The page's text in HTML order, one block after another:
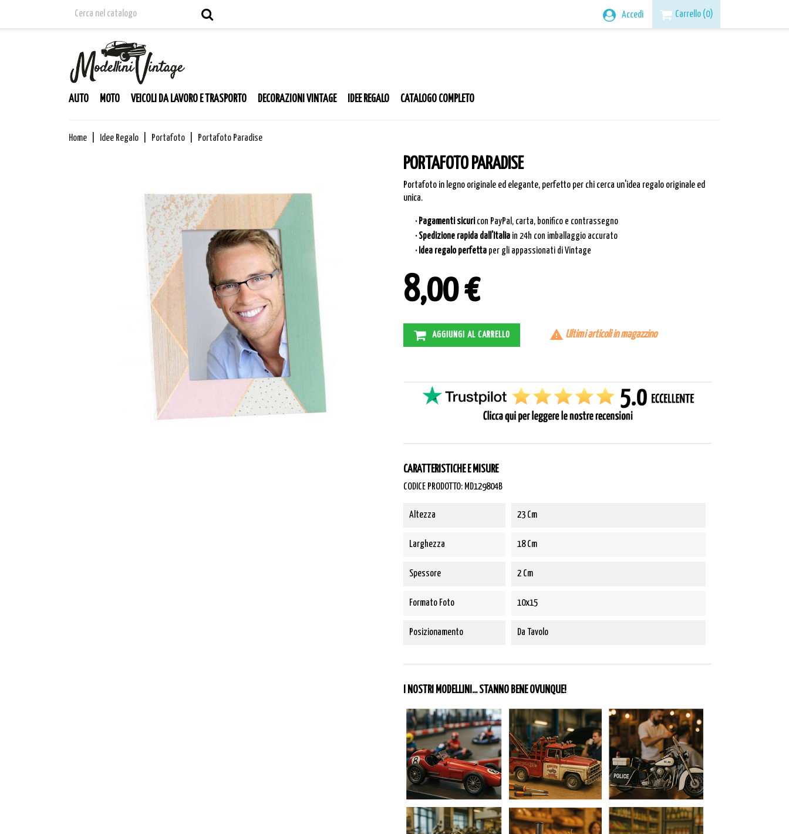
Accedi Carrello (0)
AUTO MOTO VEICOLI DA LAVORO E TRASPORTO DECORAZIONI VINTAGE IDEE REGALO CATALOGO COMPLETO
Home Idee Regalo Portafoto Portafoto Paradise
PORTAFOTO PARADISE
Portafoto in legno originale ed elegante, perfetto per chi cerca un'idea regalo originale ed
unica.
· Pagamenti sicuri con PayPal, carta, bonifico e contrassegno
· Spedizione rapida dall’Italia in 24h con imballaggio accurato
· Idea regalo perfetta per gli appassionati di Vintage
8,00 €
AGGIUNGI AL CARRELLO  Ultimi articoli in magazzino
CARATTERISTICHE E MISURE
CODICE PRODOTTO: MD129804B
Altezza 23 Cm
Larghezza 18 Cm
Spessore 2 Cm
Formato Foto 10x15
Posizionamento Da Tavolo
I NOSTRI MODELLINI... STANNO BENE OVUNQUE!